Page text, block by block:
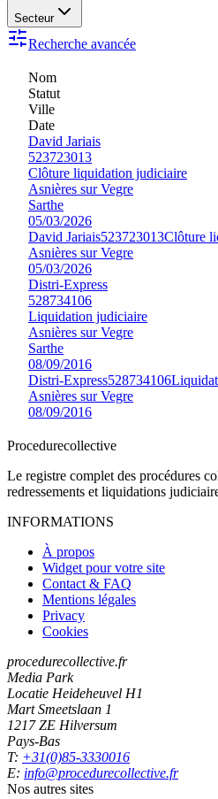
Secteur
Recherche avancée
Nom
Statut
Ville
Date
David Jariais
523723013
Clôture liquidation judiciaire
Asnières sur Vegre
Sarthe
05/03/2026
David Jariais523723013Clôture
Asnières sur Vegre
05/03/2026
Distri-Express
528734106
Liquidation judiciaire
Asnières sur Vegre
Sarthe
08/09/2016
Distri-Express528734106
Asnières sur Vegre
08/09/2016
Procedurecollective
Le registre complet des procédures
redressements et liquidations
INFORMATIONS
À propos
Widget pour votre site
Contact & FAQ
Mentions légales
Privacy
Cookies
procedurecollective.fr
Media Park
Locatie Heideheuvel H1
Mart Smeetslaan 1
1217 ZE Hilversum
Pays-Bas
T: +31(0)85-3330016
E: info@procedurecollective.fr
Nos autres sites